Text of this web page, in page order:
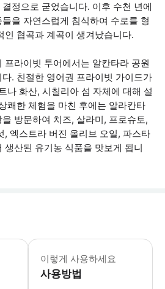
정으로 굳었습니다. 이후 수천 년에
을 자연스럽게 침식하여 수로를 형
인 협곡과 계곡이 생겨났습니다.
프라이빗 투어에서는 알칸타라 공원
. 친절한 영어권 프라이빗 가이드가
나 화산, 시칠리아 섬 자체에 대해 설
쾌한 체험을 마친 후에는 알라칸타
방문하여 치즈, 살라미, 프로슈토,
, 엑스트라 버진 올리브 오일, 파스타
생산된 유기농 식품을 맛보게 됩니
- 이 투어는 거동이 불편한 분들께는
이렇게 사용하세요
사용방법